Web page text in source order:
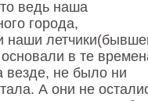
ведь наша
города,
наши
в те
везде, не было ни
А они не